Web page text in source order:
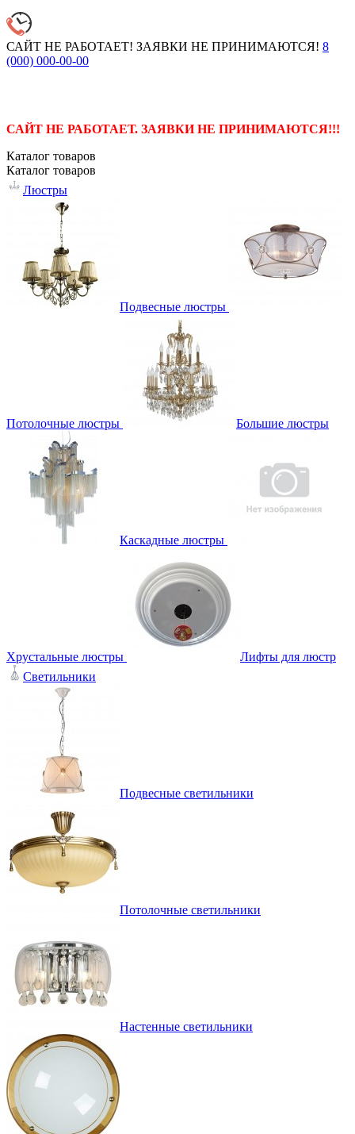
САЙТ НЕ РАБОТАЕТ! ЗАЯВКИ НЕ ПРИНИМАЮТСЯ! 8
(000) 000-00-00
САЙТ НЕ РАБОТАЕТ. ЗАЯВКИ НЕ ПРИНИМАЮТСЯ!!!
Каталог товаров
Каталог товаров
Люстры
Подвесные люстры
Потолочные люстры Большие люстры
Каскадные люстры
Хрустальные люстры
Лифты для люстр
Светильники
Подвесные светильники
Потолочные светильники
Настенные светильники